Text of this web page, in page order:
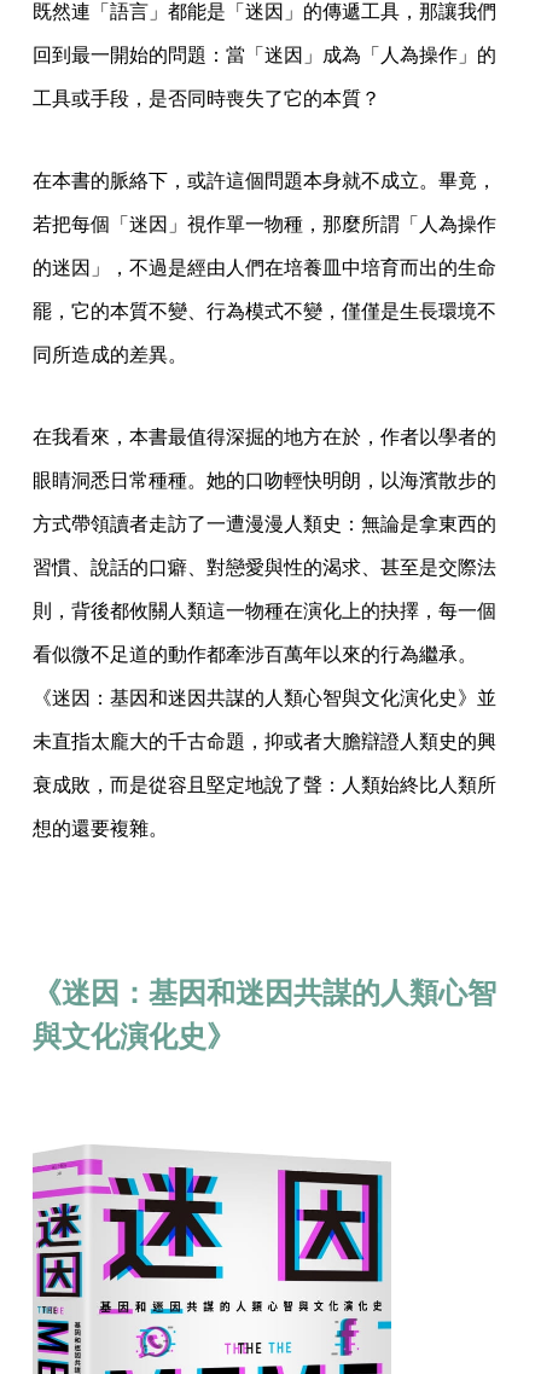
既然連「語言」都能是「迷因」的傳遞工具，那讓我們
回到最一開始的問題：當「迷因」成為「人為操作」的
工具或手段，是否同時喪失了它的本質？
在本書的脈絡下，或許這個問題本身就不成立。畢竟，
若把每個「迷因」視作單一物種，那麼所謂「人為操作
的迷因」，不過是經由人們在培養皿中培育而出的生命
罷，它的本質不變、行為模式不變，僅僅是生長環境不
同所造成的差異。
在我看來，本書最值得深掘的地方在於，作者以學者的
眼睛洞悉日常種種。她的口吻輕快明朗，以海濱散步的
方式帶領讀者走訪了一遭漫漫人類史：無論是拿東西的
習慣、說話的口癖、對戀愛與性的渴求、甚至是交際法
則，背後都攸關人類這一物種在演化上的抉擇，每一個
看似微不足道的動作都牽涉百萬年以來的行為繼承。
《迷因：基因和迷因共謀的人類心智與文化演化史》並
未直指太龐大的千古命題，抑或者大膽辯證人類史的興
衰成敗，而是從容且堅定地說了聲：人類始終比人類所
想的還要複雜。
《迷因：基因和迷因共謀的人類心智
與文化演化史》